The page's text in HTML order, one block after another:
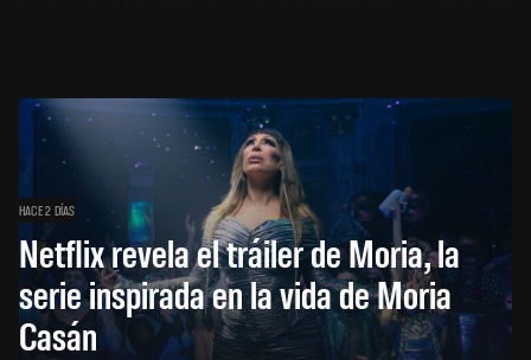
HACE 2 DÍAS
Netflix revela el tráiler de Moria, la
serie inspirada en la vida de Moria
Casán